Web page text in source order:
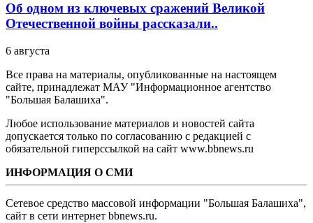
Об одном из ключевых сражений Великой
Отечественной войны рассказали..
6 августа
Все права на материалы, опубликованные на настоящем
сайте, принадлежат МАУ "Информационное агентство
"Большая Балашиха".
Любое использование материалов и новостей сайта
допускается только по согласованию с редакцией с
обязательной гиперссылкой на сайт www.bbnews.ru
ИНФОРМАЦИЯ О СМИ
Сетевое средство массовой информации "Большая Балашиха",
сайт в сети интернет bbnews.ru.